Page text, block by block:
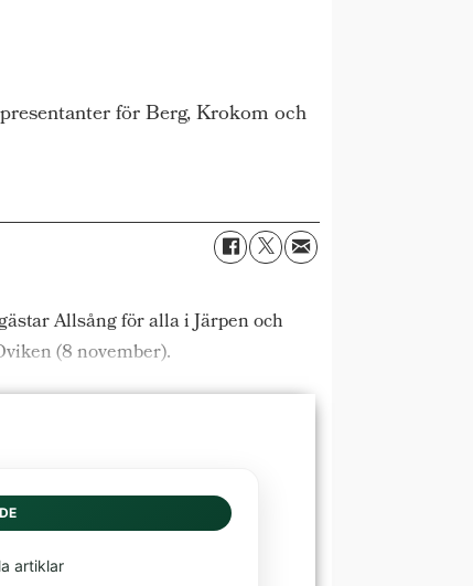
för Berg, Krokom och
Allsång för alla i Järpen och
(8 november).
artiklar